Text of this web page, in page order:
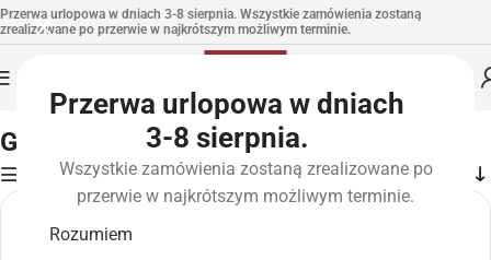
Przerwa urlopowa w dniach
3-8 sierpnia.
Wszystkie zamówienia zostaną zrealizowane po
przerwie w najkrótszym możliwym terminie.
Rozumiem
Przerwa urlopowa w dniach 3-8 sierpnia. Wszystkie zamówienia zostaną
zrealizowane po przerwie w najkrótszym możliwym terminie.
Strona główna»Marki» G&G
G&G
Filters